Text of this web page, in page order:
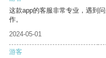
这款app的客服非常专业，遇到
作。
2024-05-01
游客